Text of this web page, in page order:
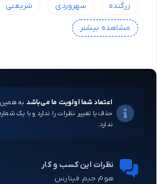
زرگنده سهروردی شریعتی
مشاهده بیشتر
اعتماد شما اولویت ما می‌باشد به
حذف یا تغییر نظرات را ندارد و با یک
ندارد.
نظرات این کسب و کار
هوم جیم فیتارس